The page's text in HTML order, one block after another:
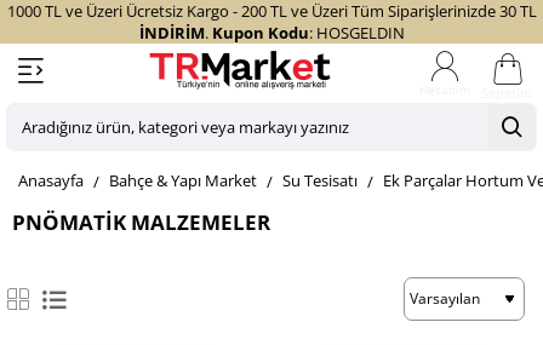
1000 TL ve Üzeri Ücretsiz Kargo - 200 TL ve Üzeri Tüm Siparişlerinizde 30 TL
İNDİRİM. Kupon Kodu: HOSGELDIN
Aradığınız
kategori
veya
PNÖMATIK MALZEMELER
homeBahçe & Yapı Market Su Tesisatı Ek Parçalar Hortum